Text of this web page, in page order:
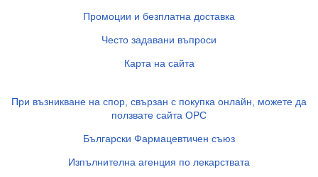
Промоции и безплатна доставка
Често задавани въпроси
Карта на сайта
При възникване на спор, свързан с покупка онлайн, можете да
ползвате сайта ОРС
Български Фармацевтичен съюз
Изпълнителна агенция по лекарствата